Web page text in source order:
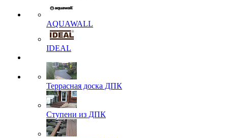
AQUAWALL
IDEAL
Террасная доска ДПК
Ступени из ДПК